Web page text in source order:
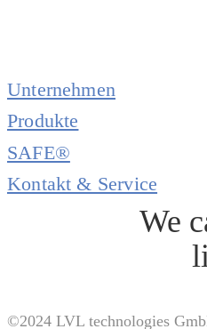
Unternehmen
Produkte
SAFE®
Kontakt & Service
We
©2024 LVL technologies